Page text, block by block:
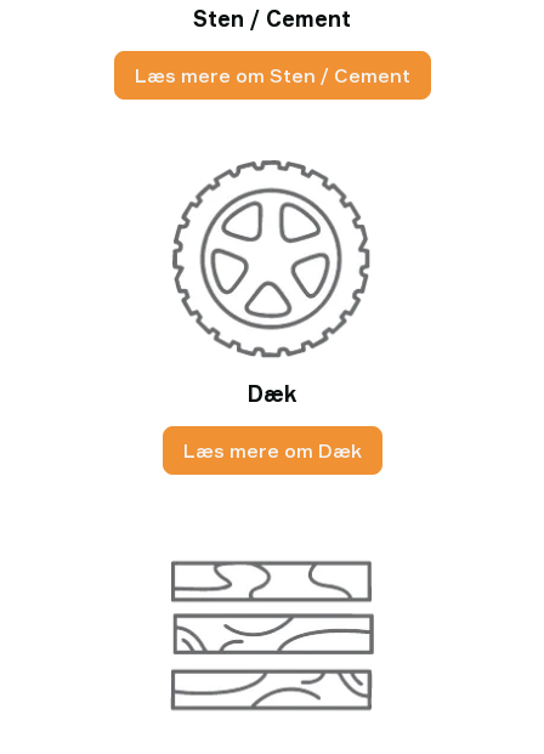
Sten / Cement
Læs mere om Sten / Cement
Dæk
Læs mere om Dæk